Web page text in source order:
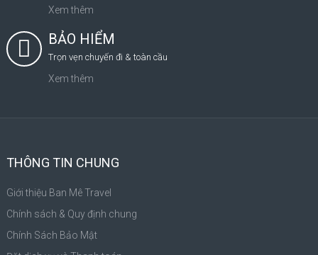
Xem thêm
BẢO HIỂM
Trọn vẹn chuyến đi & toàn cầu
Xem thêm
THÔNG TIN CHUNG
Giới thiệu Ban Mê Travel
Chính sách & Quy định chung
Chính Sách Bảo Mật